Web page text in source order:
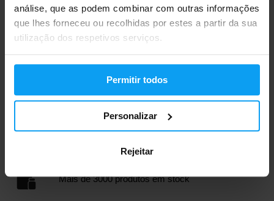
análise, que as podem combinar com outras informações
que lhes forneceu ou recolhidas por estes a partir da sua
utilização dos respetivos serviços.
Permitir todos
Personalizar
Rejeitar
Scitec Nutrition
Envio rápido
Mais de 3000 produtos em stock